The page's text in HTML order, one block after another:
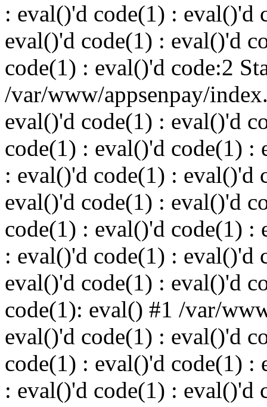
: eval()'d code(1) : eval()'d
eval()'d code(1) : eval()'d
code(1) : eval()'d code:2
/var/www/appsenpay/
eval()'d code(1) : eval()'d
code(1) : eval()'d code(1) :
: eval()'d code(1) : eval()'d
eval()'d code(1) : eval()'d
code(1) : eval()'d code(1) :
: eval()'d code(1) : eval()'d
eval()'d code(1) : eval()'d
code(1): eval() #1 /var/
eval()'d code(1) : eval()'d
code(1) : eval()'d code(1) :
: eval()'d code(1) : eval()'d